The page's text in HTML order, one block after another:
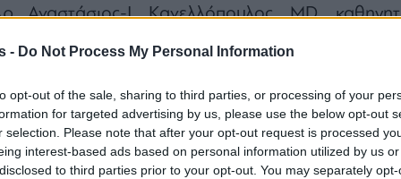
- Do Not Process My Personal Information
opt-out of the sale, sharing to third parties, or processing of your
for targeted advertising by us, please use the below opt-out
selection. Please note that after your opt-out request is processed
interest-based ads based on personal information utilized by us
to third parties prior to your opt-out. You may separately
Αναστάσιος-Ι. Κανελλόπουλος, MD,
πρόβλημα είναι ότι τα τάμπλετ και τα
κλεισμένα στα σπίτια. «Η έκθεση στο φυσικό
για την ομαλή ανάπτυξη των ματιών», εξηγεί.
έχουν σχεδόν διπλασιαστεί στον κόσμο μετά
έως ένα βαθμό και στη συνεχή